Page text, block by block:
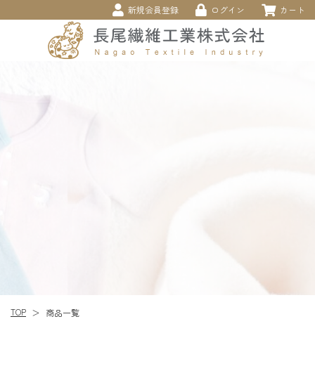
新規会員登録 ログイン カート
TOP ＞ 商品一覧